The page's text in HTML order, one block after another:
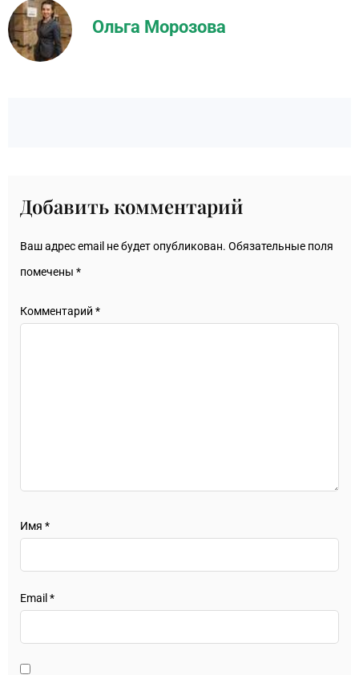
Ольга Морозова
Добавить комментарий
Ваш адрес email не будет опубликован. Обязательные поля
помечены *
Комментарий *
Имя *
Email*